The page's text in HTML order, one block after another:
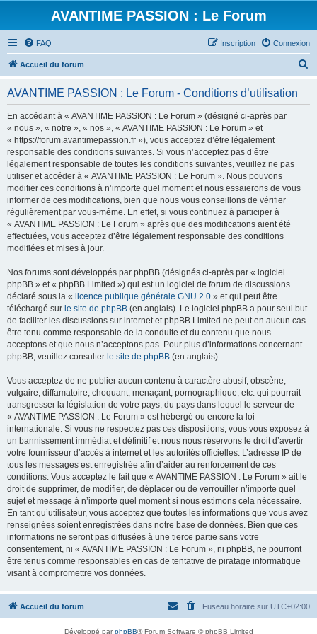
AVANTIME PASSION : Le Forum
FAQ Connexion
Inscription
Accueil du forum
AVANTIME PASSION : Le Forum - Conditions d’utilisation
En accédant à « AVANTIME PASSION : Le Forum » (désigné ci-après par
« nous », « notre », « nos », « AVANTIME PASSION : Le Forum » et
« https://forum.avantimepassion.fr »), vous acceptez d’être légalement
responsable des conditions suivantes. Si vous n’acceptez pas d’être
légalement responsable de toutes les conditions suivantes, veuillez ne pas
utiliser et accéder à « AVANTIME PASSION : Le Forum ». Nous pouvons
modifier ces conditions à n’importe quel moment et nous essaierons de vous
informer de ces modifications, bien que nous vous conseillons de vérifier
régulièrement par vous-même. En effet, si vous continuez à participer à
« AVANTIME PASSION : Le Forum » après que des modifications aient été
effectuées, vous acceptez d’être légalement responsable des conditions
modifiées et mises à jour.
Nos forums sont développés par phpBB (désignés ci-après par « logiciel
phpBB » et « phpBB Limited ») qui est un logiciel de forum de discussions
déclaré sous la « licence publique générale GNU 2.0 » et qui peut être
téléchargé sur le site de phpBB (en anglais). Le logiciel phpBB a pour seul but
de faciliter les discussions sur internet et phpBB Limited ne peut en aucun cas
être tenu comme responsable de la conduite et du contenu que nous
acceptons et que nous n’acceptons pas. Pour plus d’informations concernant
phpBB, veuillez consulter le site de phpBB (en anglais).
Vous acceptez de ne publier aucun contenu à caractère abusif, obscène,
vulgaire, diffamatoire, choquant, menaçant, pornographique, etc. qui pourrait
transgresser la législation de votre pays, du pays dans lequel le serveur de
« AVANTIME PASSION : Le Forum » est hébergé ou encore la loi
internationale. Si vous ne respectez pas ces dispositions, vous vous exposez à
un bannissement immédiat et définitif et nous nous réservons le droit d’avertir
votre fournisseur d’accès à internet et les autorités officielles. L’adresse IP de
tous les messages est enregistrée afin d’aider au renforcement de ces
conditions. Vous acceptez le fait que « AVANTIME PASSION : Le Forum » ait le
droit de supprimer, de modifier, de déplacer ou de verrouiller n’importe quel
sujet et message à n’importe quel moment si nous estimons cela nécessaire.
En tant qu’utilisateur, vous acceptez que toutes les informations que vous avez
renseignées soient enregistrées dans notre base de données. Bien que ces
informations ne seront pas diffusées à une tierce partie sans votre
consentement, ni « AVANTIME PASSION : Le Forum », ni phpBB, ne pourront
être tenus comme responsables en cas de tentative de piratage informatique
visant à compromettre vos données.
Accueil du forum Fuseau horaire sur UTC+02:00
Développé parphpBB® Forum Software © phpBB Limited